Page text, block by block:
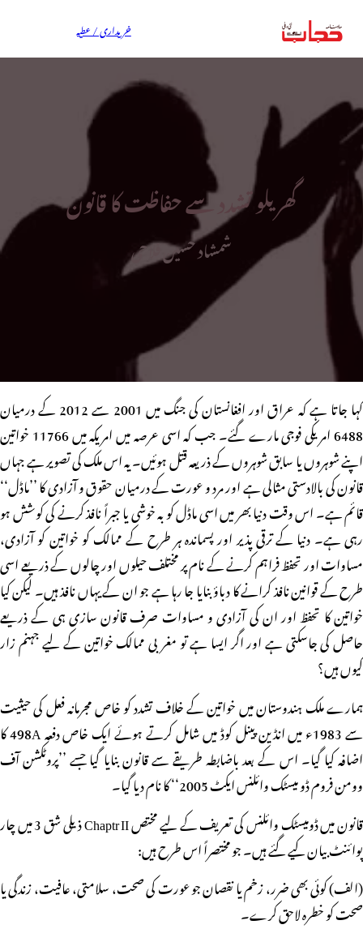
خریداری / عطیہ
گھریلو تشدد سے حفاظت کا قانون
شمشاد حسین فلاحی
کہا جاتا ہے کہ عراق اور افغانستان کی جنگ میں 2001 سے 2012 کے درمیان
6488 امریکی فوجی مارے گئے۔ جب کہ اسی عرصہ میں امریکہ میں 11766 خواتین
اپنے شوہروں یا سابق شوہروں کے ذریعہ قتل ہوئیں۔ یہ اس ملک کی تصویر ہے جہاں
قانون کی بالادستی مثالی ہے اور مرد و عورت کے درمیان حقوق و آزادی کا ’’ماڈل‘‘
قائم ہے۔ اس وقت دنیا بھر میں اسی ماڈل کو بہ خوشی یا جبراً نافذ کرنے کی کوشش ہو
رہی ہے۔ دنیا کے ترقی پذیر اور پسماندہ ہر طرح کے ممالک کو خواتین کو آزادی،
مساوات اور تحفظ فراہم کرنے کے نام پر مختلف حیلوں اور چالوں کے ذریعے اسی
طرح کے قوانین نافذ کرانے کا دباؤ بنایا جا رہا ہے جو ان کے یہاں نافذ ہیں۔ لیکن کیا
خواتین کا تحفظ اور ان کی آزادی و مساوات صرف قانون سازی ہی کے ذریعے
حاصل کی جاسکتی ہے اور اگر ایسا ہے تو مغربی ممالک خواتین کے لیے جہنم زار
کیوں ہیں؟
ہمارے ملک ہندوستان میں خواتین کے خلاف تشدد کو خاص مجرمانہ فعل کی حیثیت
سے 1983ء میں انڈین پینل کوڈ میں شامل کرتے ہوئے ایک خاص دفعہ 498A کا
اضافہ کیا گیا۔ اس کے بعد باضابطہ طریقے سے قانون بنایا گیا جسے ’’پروٹکشن آف
وومن فروم ڈو میسٹک وائلنس ایکٹ 2005‘‘ کا نام دیا گیا۔
قانون میں ڈومیسٹک وائلنس کی تعریف کے لیے مختص Chaptr II ذیلی شق 3 میں چار
پوائنٹ بیان کیے گئے ہیں۔ جو مختصراً اس طرح ہیں:
(الف) کوئی بھی ضرر، زخم یا نقصان جو عورت کی صحت، سلامتی، عافیت، زندگی یا
صحت کو خطرہ لاحق کرے۔